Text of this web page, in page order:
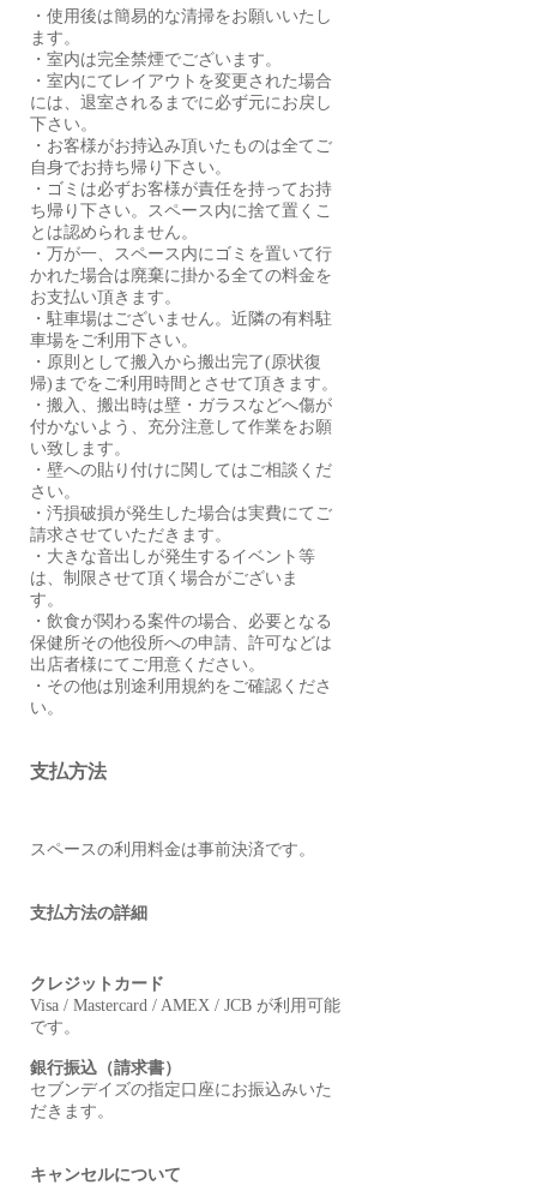
・使用後は簡易的な清掃をお願いいたし
ます。
・室内は完全禁煙でございます。
・室内にてレイアウトを変更された場合
には、退室されるまでに必ず元にお戻し
下さい。
・お客様がお持込み頂いたものは全てご
自身でお持ち帰り下さい。
・ゴミは必ずお客様が責任を持ってお持
ち帰り下さい。スペース内に捨て置くこ
とは認められません。
・万が一、スペース内にゴミを置いて行
かれた場合は廃棄に掛かる全ての料金を
お支払い頂きます。
・駐車場はございません。近隣の有料駐
車場をご利用下さい。
・原則として搬入から搬出完了(原状復
帰)までをご利用時間とさせて頂きます。
・搬入、搬出時は壁・ガラスなどへ傷が
付かないよう、充分注意して作業をお願
い致します。
・壁への貼り付けに関してはご相談くだ
さい。
・汚損破損が発生した場合は実費にてご
請求させていただきます。
・大きな音出しが発生するイベント等
は、制限させて頂く場合がございま
す。
・飲食が関わる案件の場合、必要となる
保健所その他役所への申請、許可などは
出店者様にてご用意ください。
・その他は別途利用規約をご確認くださ
い。
支払方法
スペースの利用料金は事前決済です。
支払方法の詳細
クレジットカード
Visa / Mastercard / AMEX / JCB が利用可能
です。
銀行振込（請求書）
セブンデイズの指定口座にお振込みいた
だきます。
キャンセルについて